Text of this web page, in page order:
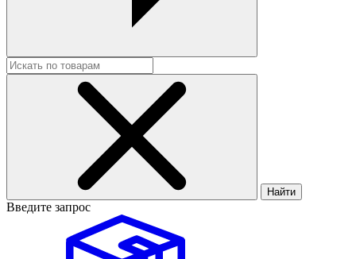
Найти
Введите запрос